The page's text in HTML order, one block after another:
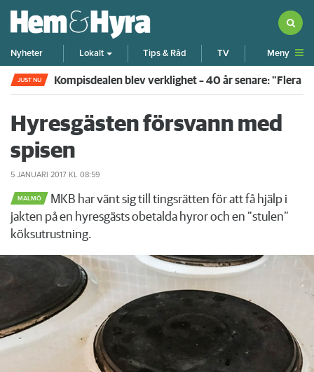
Nyheter Lokalt Tips & Råd TV Meny
JUST NU Kompisdealen blev verklighet – 40 år senare: "Flera
Hyresgästen försvann med
spisen
5 JANUARI 2017 KL 08:59
MALMÖ
MKB har vänt sig till tingsrätten för att få hjälp i
jakten på en hyresgästs obetalda hyror och en “stulen”
köksutrustning.